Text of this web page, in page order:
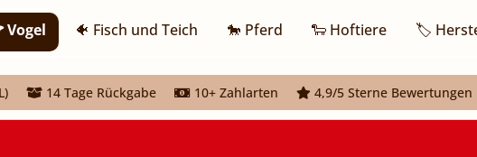
Vogel 🐠 Fisch und Teich 🐎 Pferd 🐑 Hoftiere 🏷️
14 Tage Rückgabe 10+ Zahlarten 4,9/5 Sterne Bewertungen